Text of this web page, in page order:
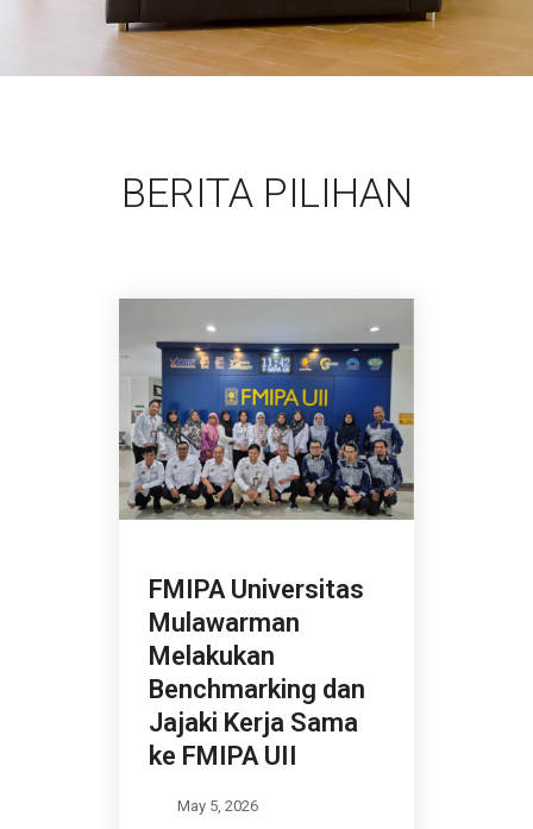
BERITA PILIHAN
FMIPA Universitas
Mulawarman
Melakukan
Benchmarking dan
Jajaki Kerja Sama
ke FMIPA UII
May 5, 2026